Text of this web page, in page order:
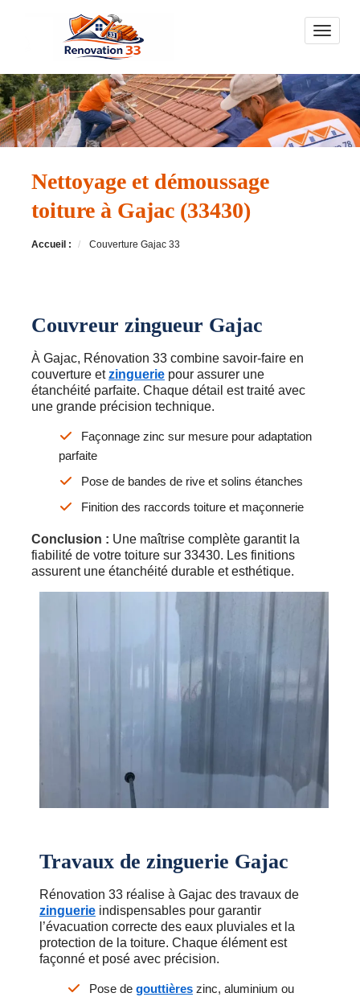
Toggle
Nettoyage et démoussage
toiture à Gajac (33430)
Accueil : Couverture Gajac 33
Couvreur zingueur Gajac
À Gajac, Rénovation 33 combine savoir-faire en
couverture etzinguerie pour assurer une
étanchéité parfaite. Chaque détail est traité avec
une grande précision technique.
Façonnage zinc sur mesure pour adaptation
parfaite
Pose de bandes de rive et solins étanches
Finition des raccords toiture et maçonnerie
Conclusion : Une maîtrise complète garantit la
fiabilité de votre toiture sur 33430. Les finitions
assurent une étanchéité durable et esthétique.
Travaux de zinguerie Gajac
Rénovation 33 réalise à Gajac des travaux de
zinguerie indispensables pour garantir
l’évacuation correcte des eaux pluviales et la
protection de la toiture. Chaque élément est
façonné et posé avec précision.
Pose de gouttières zinc, aluminium ou